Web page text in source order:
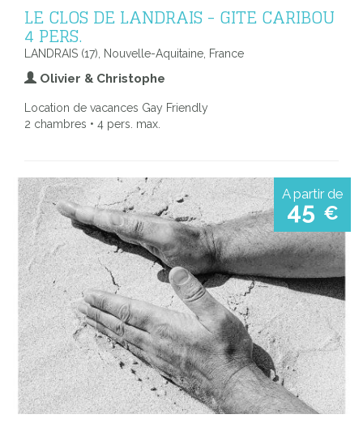
LE CLOS DE LANDRAIS - GITE CARIBOU
4 PERS.
LANDRAIS (17), Nouvelle-Aquitaine, France
Olivier & Christophe
Location de vacances Gay Friendly
2 chambres • 4 pers. max.
A partir de
45 €